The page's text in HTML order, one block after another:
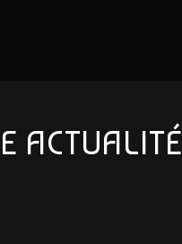
ACTUALITÉ